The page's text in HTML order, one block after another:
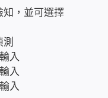
，並可選擇
測
入
入
入